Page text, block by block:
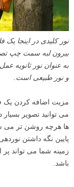
نور کلیدی در اینجا
بیرون لبه سمت چپ
به عنوان نور ثانویه
و نور طبیعی است.
مزیت اضافه کردن یک
می توانید تصویر بسیار
ها هرچه روشن تر می
پایین نگه داشتن
زمینه شما می تواند
باشد.